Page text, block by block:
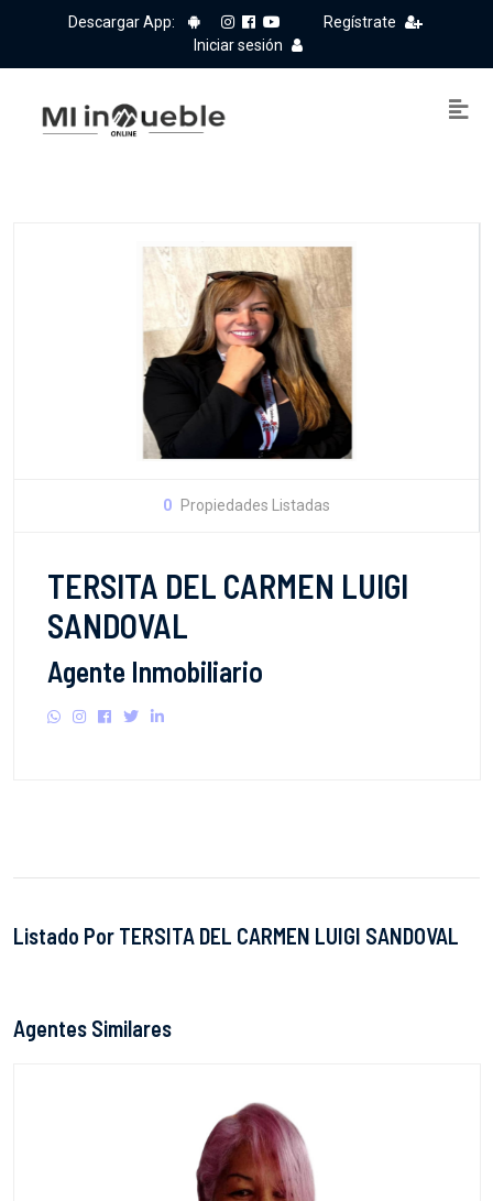
Descargar App:
Regístrate
Iniciar sesión
0 Propiedades Listadas
TERSITA DEL CARMEN LUIGI
SANDOVAL
Agente Inmobiliario
Listado Por TERSITA DEL CARMEN LUIGI SANDOVAL
Agentes Similares